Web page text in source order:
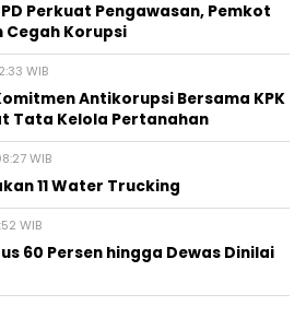
Perkuat Pengawasan, Pemkot
Cegah Korupsi
WIB
Antikorupsi Bersama KPK
Tata Kelola Pertanahan
WIB
11 Water Trucking
WIB
60 Persen hingga Dewas Dinilai